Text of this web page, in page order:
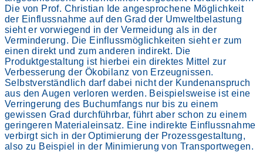
Die von Prof. Christian Ide angesprochene Möglichkeit
der Einflussnahme auf den Grad der Umweltbelastung
sieht er vorwiegend in der Vermeidung als in der
Verminderung. Die Einflussmöglichkeiten sieht er zum
einen direkt und zum anderen indirekt. Die
Produktgestaltung ist hierbei ein direktes Mittel zur
Verbesserung der Ökobilanz von Erzeugnissen.
Selbstverständlich darf dabei nicht der Kundenanspruch
aus den Augen verloren werden. Beispielsweise ist eine
Verringerung des Buchumfangs nur bis zu einem
gewissen Grad durchführbar, führt aber schon zu einem
geringeren Materialeinsatz. Eine indirekte Einflussnahme
verbirgt sich in der Optimierung der Prozessgestaltung,
also zu Beispiel in der Minimierung von Transportwegen.